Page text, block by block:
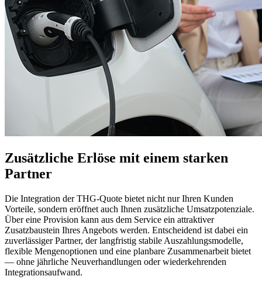
Zusätzliche Erlöse mit einem starken
Partner
Die Integration der THG-Quote bietet nicht nur Ihren Kunden
Vorteile, sondern eröffnet auch Ihnen zusätzliche Umsatzpotenziale.
Über eine Provision kann aus dem Service ein attraktiver
Zusatzbaustein Ihres Angebots werden. Entscheidend ist dabei ein
zuverlässiger Partner, der langfristig stabile Auszahlungsmodelle,
flexible Mengenoptionen und eine planbare Zusammenarbeit bietet
— ohne jährliche Neuverhandlungen oder wiederkehrenden
Integrationsaufwand.